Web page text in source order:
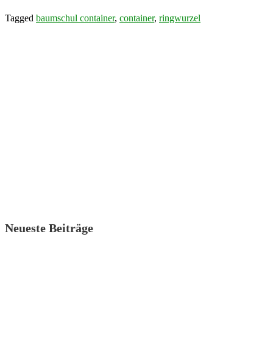
Tagged baumschul container, container, ringwurzel
Neueste Beiträge